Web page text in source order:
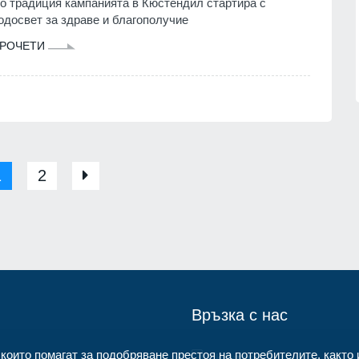
традиция кампанията в Кюстендил стартира с
за здраве и благополучие
2
корабоплавателния път в
Връзка с нас
помагат за подобряване престоя на потребителите,